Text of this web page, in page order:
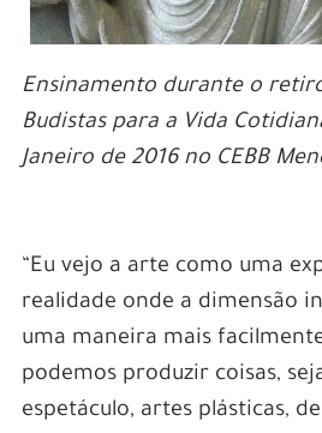
Ensinamento durante o
Budistas para a Vida
Janeiro de 2016 no CEBB
“Eu vejo a arte como uma
realidade onde a dimensão
uma maneira mais
podemos produzir coisas,
espetáculo, artes plásticas,